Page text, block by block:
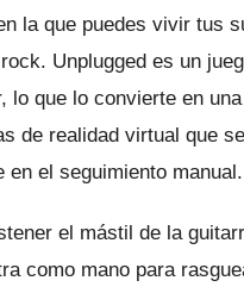
la que puedes vivir tus
Unplugged es un
lo que lo convierte en
de realidad virtual que
en el seguimiento manual.
el mástil de la
como mano para